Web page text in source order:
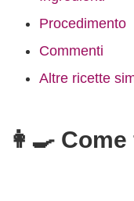
Procedimento
Commenti
Altre ricette
👩‍🍳